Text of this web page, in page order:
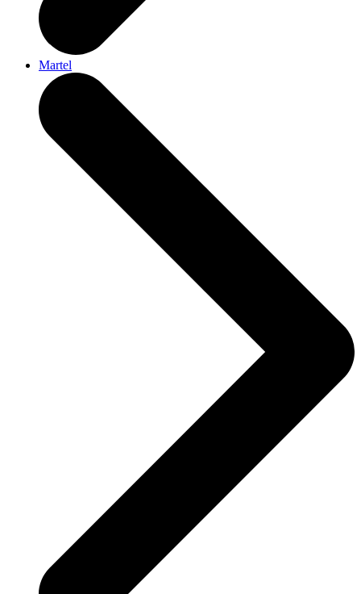
Martel